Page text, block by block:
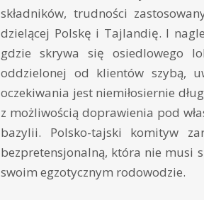
składników, trudności
dzielącej Polskę i Tajlandię. I
gdzie skrywa się osiedlowego
oddzielonej od klientów szybą,
oczekiwania jest niemiłosiernie
z możliwością doprawienia pod
bazylii. Polsko-tajski komityw
bezpretensjonalną, która nie musi
swoim egzotycznym rodowodzie.